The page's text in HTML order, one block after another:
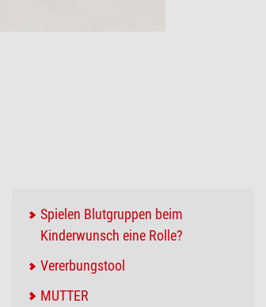
Spielen Blutgruppen beim
Kinderwunsch eine Rolle?
Vererbungstool
MUTTER